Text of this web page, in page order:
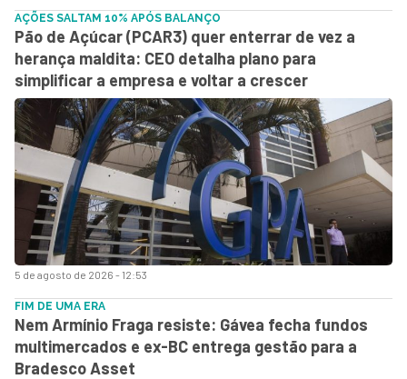
5 de agosto de 2026 - 12:53
AÇÕES SALTAM 10% APÓS BALANÇO
Pão de Açúcar (PCAR3) quer enterrar de vez a
herança maldita: CEO detalha plano para
simplificar a empresa e voltar a crescer
FIM DE UMA ERA
Nem Armínio Fraga resiste: Gávea fecha fundos
multimercados e ex-BC entrega gestão para a
Bradesco Asset